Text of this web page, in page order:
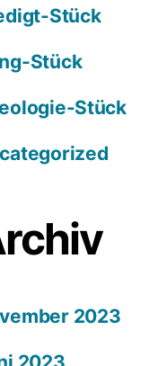
Stück
Stück
Stück
2023